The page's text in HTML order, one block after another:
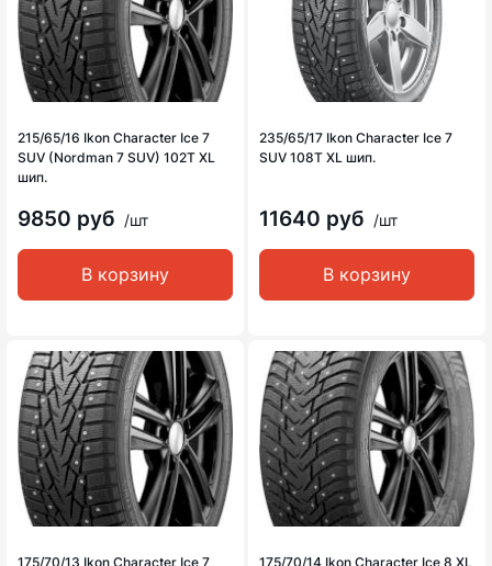
215/65/16 Ikon Character Ice 7
SUV (Nordman 7 SUV) 102T XL
шип.
9850 руб /шт
В корзину
235/65/17 Ikon Character Ice 7
SUV 108T XL шип.
11640 руб /шт
В корзину
175/70/13 Ikon Character Ice 7
175/70/14 Ikon Character Ice 8 XL